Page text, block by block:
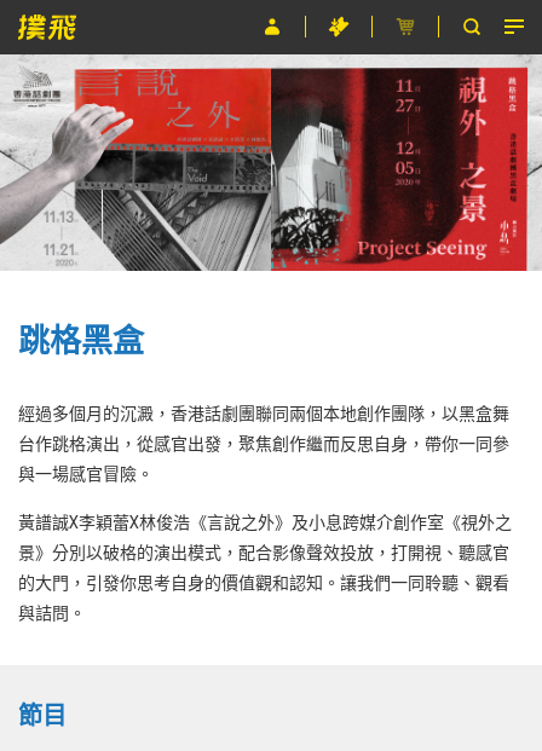
節目
主辦單位
關於撲飛
條款及細則
跳格黑盒
經過多個月的沉澱，香港話劇團聯同兩個本地創作團隊，以黑盒舞
台作跳格演出，從感官出發，聚焦創作繼而反思自身，帶你一同參
與一場感官冒險。
黃譜誠X李穎蕾X林俊浩《言說之外》及小息跨媒介創作室《視外之
景》分別以破格的演出模式，配合影像聲效投放，打開視、聽感官
的大門，引發你思考自身的價值觀和認知。讓我們一同聆聽、觀看
與詰問。
節目